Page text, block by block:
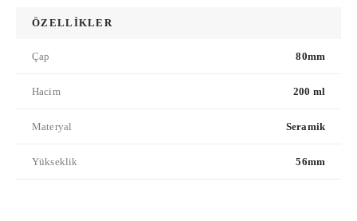
ÖZELLİKLER
Çap 80mm
Hacim 200 ml
Materyal Seramik
Yükseklik 56mm